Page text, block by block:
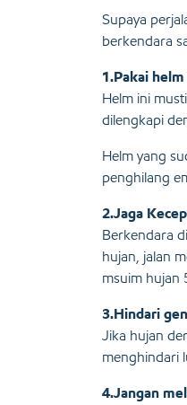
Supaya
berkendara
1.Pakai
Helm ini
dilengkapi
Helm yang
penghilang
2.Jaga
Berkendara
hujan, jalan
msuim hujan
3.Hindari
Jika hujan
menghindari
4.Jangan